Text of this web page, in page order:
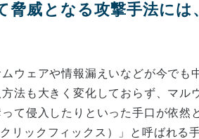
脅威となる攻撃手法には
ウェアや情報漏えいなどが今でも
法も大きく変化しておらず、マル
て侵入したりといった手口が依然
リックフィックス）」と呼ばれる